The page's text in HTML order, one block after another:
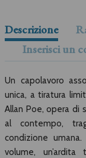
Descrizione
Inserisci un
Un capolavoro
unica, a tiratura
Allan Poe, opera di
al contempo,
condizione
volume,